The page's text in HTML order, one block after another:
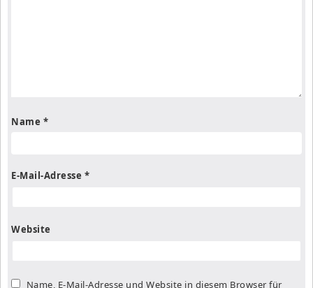
Name *
E-Mail-Adresse *
Website
Name, E-Mail-Adresse und Website in diesem Browser für